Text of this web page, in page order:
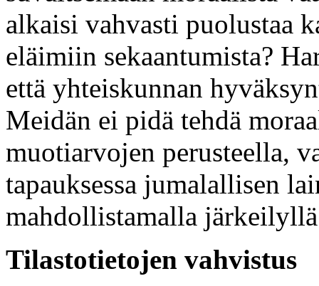
alkaisi vahvasti puolustaa
eläimiin sekaantumista?
että yhteiskunnan
Meidän ei pidä tehdä
muotiarvojen perusteella,
tapauksessa jumalallisen
mahdollistamalla
Tilastotietojen vahvistus